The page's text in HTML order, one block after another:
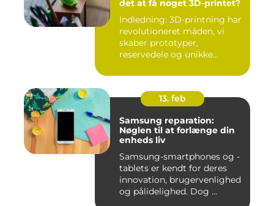
det at få noget 3D-printet?
Indledning: 3D-printning har
revolutioneret måden, vi
skaber prototyper,
reservedele og unikke...
13. feb
Samsung reparation:
Nøglen til at forlænge din
enheds liv
Samsung-smartphones og -
tablets er kendt for deres
innovation, brugervenlighed
og pålidelighed. Dog ...